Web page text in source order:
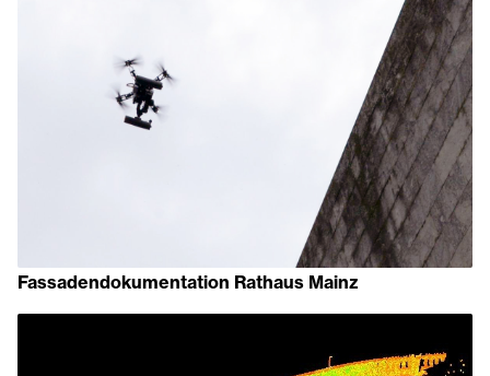
Fassadendokumentation Rathaus Mainz